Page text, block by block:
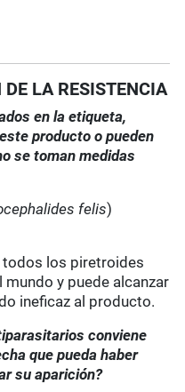
LA RESISTENCIA
en la etiqueta,
producto o pueden
se toman medidas
felis)
todos los piretroides
y puede alcanzar
ineficaz al producto.
conviene
que pueda haber
su aparición?